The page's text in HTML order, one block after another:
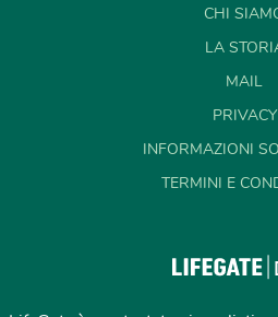
CHI
LA
MAIL
PRIVACY
INFORMAZIONI
TERMINI E